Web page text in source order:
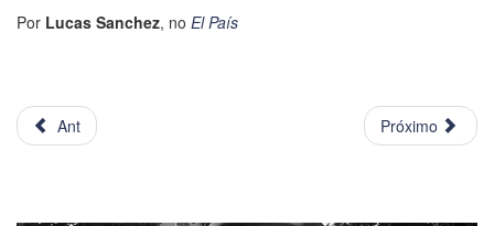
Por Lucas Sanchez, no El País
Ant Próximo